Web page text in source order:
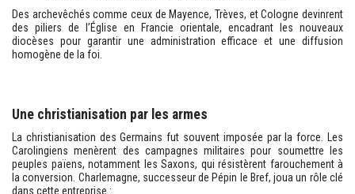
Des archevêchés comme ceux de Mayence, Trèves, et Cologne devinrent
des piliers de l’Église en Francie orientale, encadrant les nouveaux
diocèses pour garantir une administration efficace et une diffusion
homogène de la foi.
Une christianisation par les armes
La christianisation des Germains fut souvent imposée par la force. Les
Carolingiens menèrent des campagnes militaires pour soumettre les
peuples païens, notamment les Saxons, qui résistèrent farouchement à
la conversion. Charlemagne, successeur de Pépin le Bref, joua un rôle clé
dans cette entreprise :